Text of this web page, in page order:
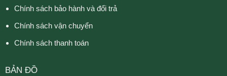
Chính sách bảo hành và đổi trả
Chính sách vận chuyển
Chính sách thanh toán
BẢN ĐỒ